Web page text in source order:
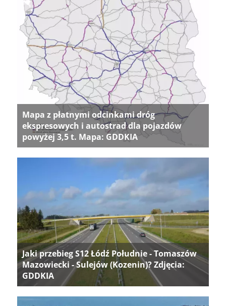
Mapa z płatnymi odcinkami dróg
ekspresowych i autostrad dla pojazdów
powyżej 3,5 t. Mapa: GDDKIA
Jaki przebieg S12 Łódź Południe - Tomaszów
Mazowiecki - Sulejów (Kozenin)? Zdjęcia:
GDDKIA